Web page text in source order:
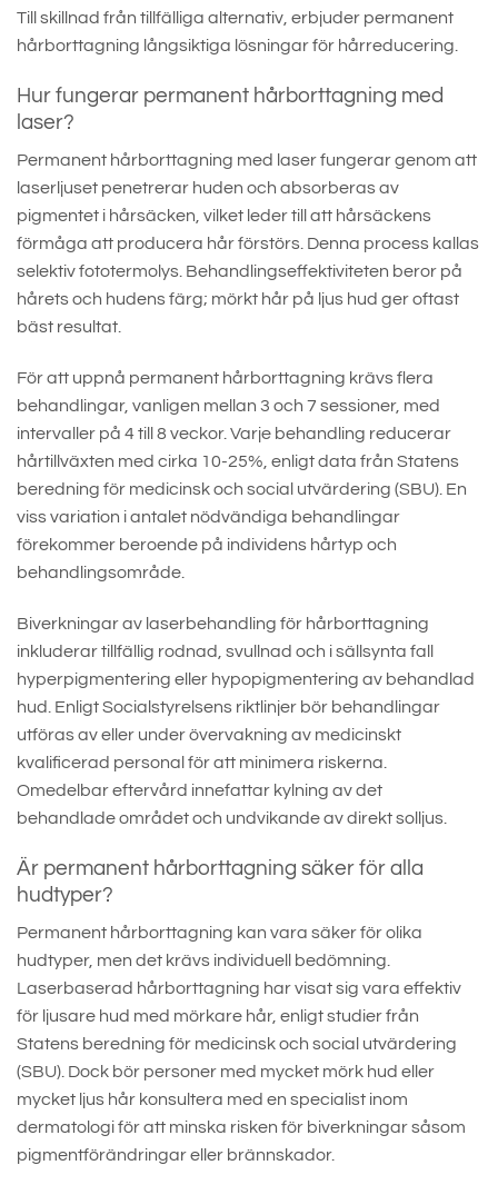
Till skillnad från tillfälliga alternativ, erbjuder permanent
hårborttagning långsiktiga lösningar för hårreducering.
Hur fungerar permanent hårborttagning med
laser?
Permanent hårborttagning med laser fungerar genom att
laserljuset penetrerar huden och absorberas av
pigmentet i hårsäcken, vilket leder till att hårsäckens
förmåga att producera hår förstörs. Denna process kallas
selektiv fototermolys. Behandlingseffektiviteten beror på
hårets och hudens färg; mörkt hår på ljus hud ger oftast
bäst resultat.
För att uppnå permanent hårborttagning krävs flera
behandlingar, vanligen mellan 3 och 7 sessioner, med
intervaller på 4 till 8 veckor. Varje behandling reducerar
hårtillväxten med cirka 10-25%, enligt data från Statens
beredning för medicinsk och social utvärdering (SBU). En
viss variation i antalet nödvändiga behandlingar
förekommer beroende på individens hårtyp och
behandlingsområde.
Biverkningar av laserbehandling för hårborttagning
inkluderar tillfällig rodnad, svullnad och i sällsynta fall
hyperpigmentering eller hypopigmentering av behandlad
hud. Enligt Socialstyrelsens riktlinjer bör behandlingar
utföras av eller under övervakning av medicinskt
kvalificerad personal för att minimera riskerna.
Omedelbar eftervård innefattar kylning av det
behandlade området och undvikande av direkt solljus.
Är permanent hårborttagning säker för alla
hudtyper?
Permanent hårborttagning kan vara säker för olika
hudtyper, men det krävs individuell bedömning.
Laserbaserad hårborttagning har visat sig vara effektiv
för ljusare hud med mörkare hår, enligt studier från
Statens beredning för medicinsk och social utvärdering
(SBU). Dock bör personer med mycket mörk hud eller
mycket ljus hår konsultera med en specialist inom
dermatologi för att minska risken för biverkningar såsom
pigmentförändringar eller brännskador.